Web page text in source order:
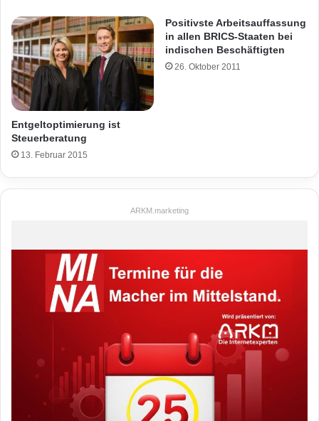
Entgeltoptimierung ist
Steuerberatung
13. Februar 2015
Positivste Arbeitsauffassung
in allen BRICS-Staaten bei
indischen Beschäftigten
26. Oktober 2011
ARKM.marketing